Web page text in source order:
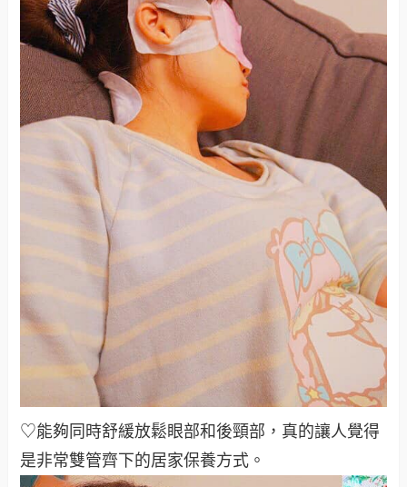
♡能夠同時舒緩放鬆眼部和後頸部，真的讓人覺得
是非常雙管齊下的居家保養方式 。